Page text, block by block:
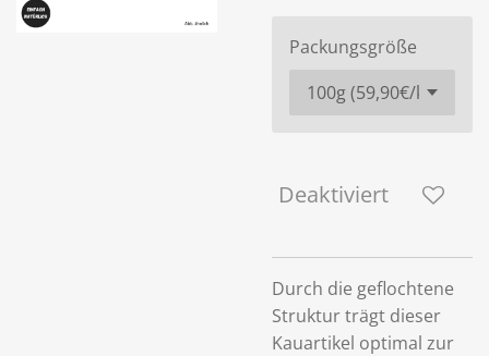
Packungsgröße
Deaktiviert
Durch die geflochtene
Struktur trägt dieser
Kauartikel optimal zur